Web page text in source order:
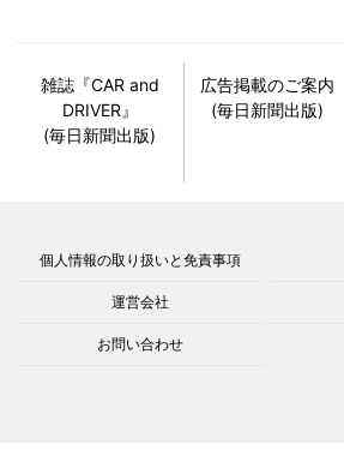
雑誌『CAR and
DRIVER』
(毎日新聞出版)
広告掲載のご案内
(毎日新聞出版)
個人情報の取り扱いと免責事項
運営会社
お問い合わせ